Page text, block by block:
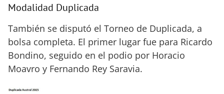
Modalidad Duplicada
También se disputó el Torneo de Duplicada, a
bolsa completa. El primer lugar fue para Ricardo
Bondino, seguido en el podio por Horacio
Moavro y Fernando Rey Saravia.